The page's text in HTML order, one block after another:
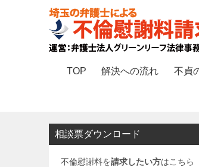
TOP 解決への流れ 不貞
相談票ダウンロード
不倫慰謝料を請求したい方はこちら